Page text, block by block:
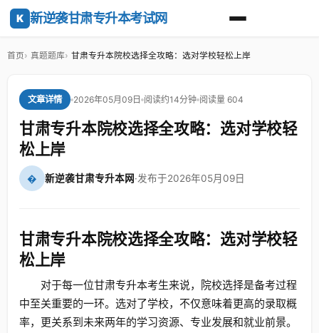
K 新逆袭甘肃专升本考试网
首页 真题题库 甘肃专升本院校选择全攻略：选对学校轻松上岸
文章详情 2026年05月09日 阅读约14分钟 阅读量 604
甘肃专升本院校选择全攻略：选对学校轻
松上岸
� 新逆袭甘肃专升本网·发布于2026年05月09日
甘肃专升本院校选择全攻略：选对学校轻
松上岸
对于每一位甘肃专升本考生来说，院校选择是备考过程
中至关重要的一环。选对了学校，不仅意味着更高的录取概
率，更关系到未来两年的学习资源、专业发展和就业前景。